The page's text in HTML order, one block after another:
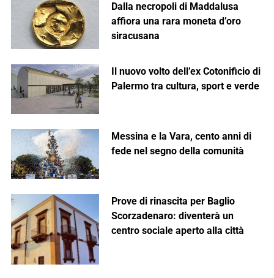
Dalla necropoli di Maddalusa
affiora una rara moneta d’oro
siracusana
Il nuovo volto dell’ex Cotonificio di
Palermo tra cultura, sport e verde
Messina e la Vara, cento anni di
fede nel segno della comunità
Prove di rinascita per Baglio
Scorzadenaro: diventerà un
centro sociale aperto alla città